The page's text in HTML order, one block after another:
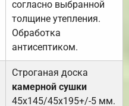
согласно выбранной
толщине утепления.
Обработка
антисептиком.
Строганая доска
камерной сушки
45х145/45х195+/-5 мм.